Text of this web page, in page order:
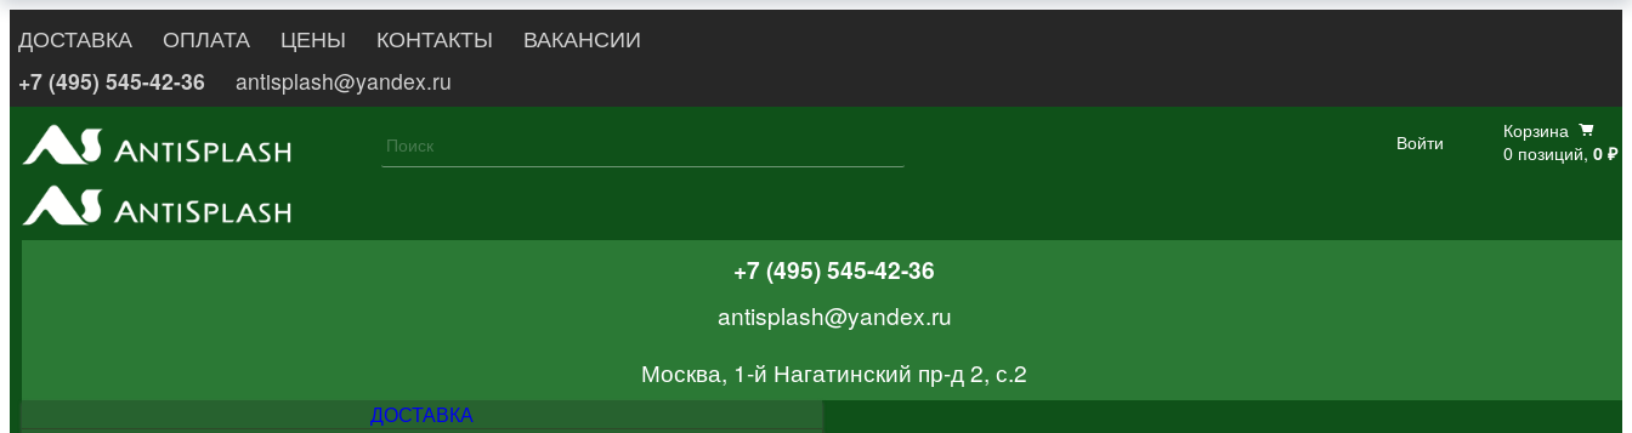
ДОСТАВКА ОПЛАТА ЦЕНЫ КОНТАКТЫ
ВАКАНСИИ
+7 (495) 545-42-36
antisplash@yandex.ru
Войти
Корзина
0 позиций, 0 ₽
+7 (495) 545-42-36
antisplash@yandex.ru
Москва, 1-й Нагатинский пр-д 2, с.2
ДОСТАВКА